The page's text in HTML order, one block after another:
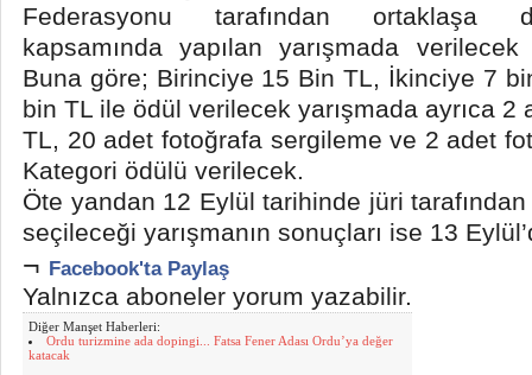
Federasyonu tarafından ortaklaşa
kapsamında yapılan yarışmada
Buna göre; Birinciye 15 Bin TL, İkinciye 7
bin TL ile ödül verilecek yarışmada ayrıca
TL, 20 adet fotoğrafa sergileme ve 2 adet
Kategori ödülü verilecek.
Öte yandan 12 Eylül tarihinde jüri
seçileceği yarışmanın sonuçları ise 13
¬ Facebook'ta Paylaş
Yalnızca aboneler yorum yazabilir.
Diğer Manşet Haberleri:
Ordu turizmine ada dopingi... Fatsa Fener Adası Ordu’ya değer
katacak